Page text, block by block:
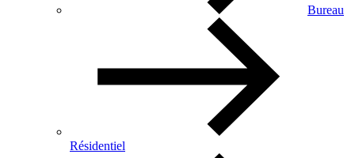
Bureau
Résidentiel